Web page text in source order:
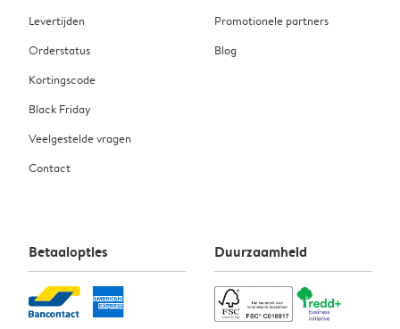
Levertijden
Orderstatus
Kortingscode
Black Friday
Veelgestelde vragen
Contact
Promotionele partners
Blog
Betaalopties Duurzaamheid